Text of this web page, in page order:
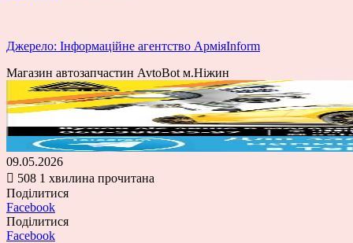
Джерело: Інформаційне агентство АрміяInform
Магазин автозапчастин AvtoBot м.Ніжин
09.05.2026
508 1 хвилина прочитана
Поділитися
Facebook
Поділитися
Facebook